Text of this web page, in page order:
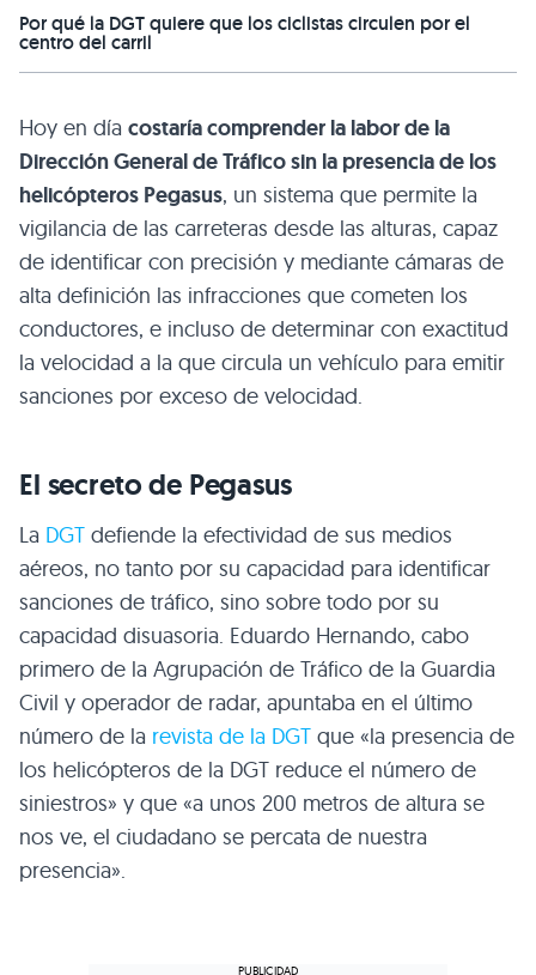
Por qué la DGT quiere que los ciclistas circulen por el
centro del carril
Hoy en día costaría comprender la labor de la
Dirección General de Tráfico sin la presencia de los
helicópteros Pegasus, un sistema que permite la
vigilancia de las carreteras desde las alturas, capaz
de identificar con precisión y mediante cámaras de
alta definición las infracciones que cometen los
conductores, e incluso de determinar con exactitud
la velocidad a la que circula un vehículo para emitir
sanciones por exceso de velocidad.
El secreto de Pegasus
La DGT defiende la efectividad de sus medios
aéreos, no tanto por su capacidad para identificar
sanciones de tráfico, sino sobre todo por su
capacidad disuasoria. Eduardo Hernando, cabo
primero de la Agrupación de Tráfico de la Guardia
Civil y operador de radar, apuntaba en el último
número de la revista de la DGT que «la presencia de
los helicópteros de la DGT reduce el número de
siniestros» y que «a unos 200 metros de altura se
nos ve, el ciudadano se percata de nuestra
presencia».